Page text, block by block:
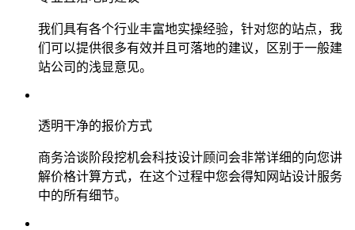
我们具有各个行业丰富地实操经验，针对您的站点，我
们可以提供很多有效并且可落地的建议，区别于一般建
站公司的浅显意见。
透明干净的报价方式
商务洽谈阶段挖机会科技设计顾问会非常详细的向您讲
解价格计算方式，在这个过程中您会得知网站设计服务
中的所有细节。